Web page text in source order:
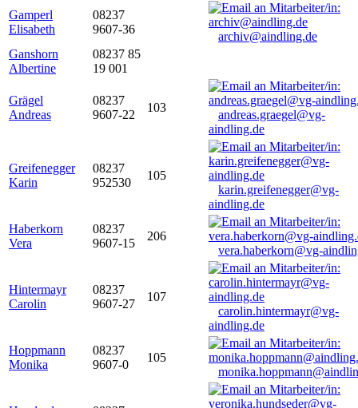
Gamperl
Elisabeth
08237
9607-36
archiv@aindling.de
Ganshorn
Albertine
08237 85
19 001
Grägel
Andreas
08237
9607-22
103
andreas.graegel@vg-
aindling.de
Greifenegger
Karin
08237
952530
105
karin.greifenegger@vg-
aindling.de
Haberkorn
Vera
08237
9607-15
206
vera.haberkorn@vg-
Hintermayr
Carolin
08237
9607-27
107
carolin.hintermayr@vg-
aindling.de
Hoppmann
Monika
08237
9607-0
105